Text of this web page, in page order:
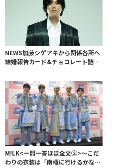
NEWS加藤シゲアキから関係各所へ
結婚報告カード&チョコレート詰め
も添えて
M!LK<一問一答ほぼ全文②>～こだ
わりの衣装は「南極に行けるかなと